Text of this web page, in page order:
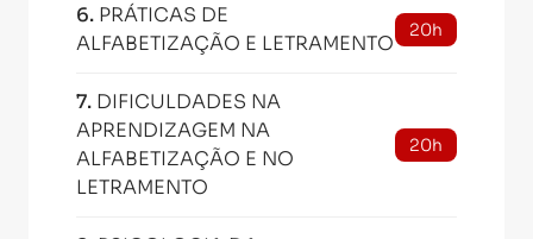
6. PRÁTICAS DE
ALFABETIZAÇÃO E LETRAMENTO
20h
7. DIFICULDADES NA
APRENDIZAGEM NA
ALFABETIZAÇÃO E NO
LETRAMENTO
20h